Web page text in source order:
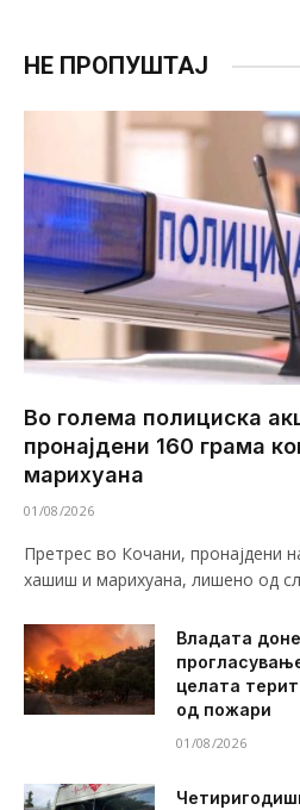
НЕ ПРОПУШТАЈ
Во голема полициска
пронајдени 160 грама
марихуана
01/08/2026
Претрес во Кочани, пронајдени
хашиш и марихуана, лишено од
Владата
целата
од пожари
01/08/2026